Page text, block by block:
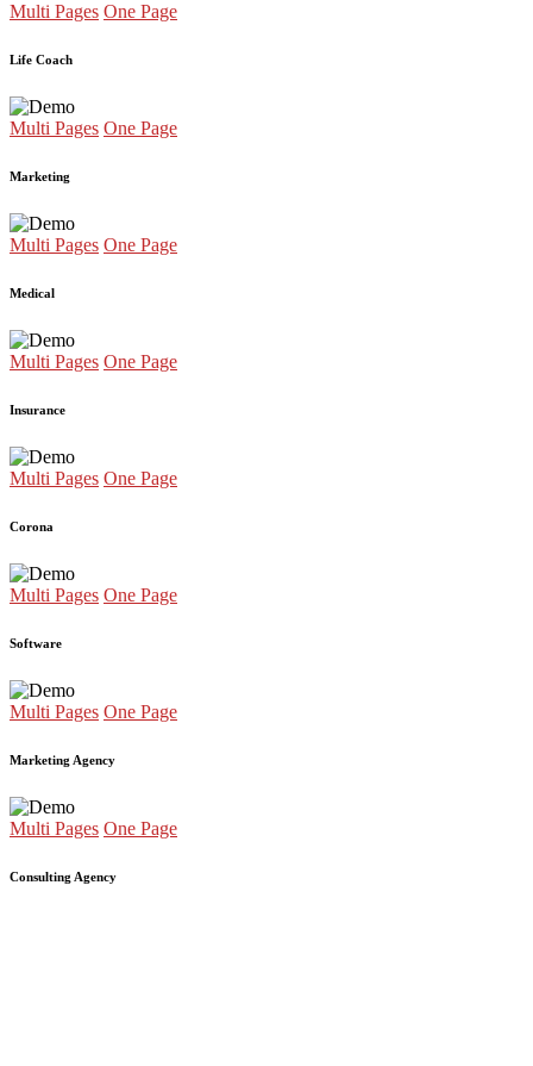
Multi Pages One Page
Life Coach
Multi Pages One Page
Marketing
Multi Pages One Page
Medical
Multi Pages One Page
Insurance
Multi Pages One Page
Corona
Multi Pages One Page
Software
Multi Pages One Page
Marketing Agency
Multi Pages One Page
Consulting Agency